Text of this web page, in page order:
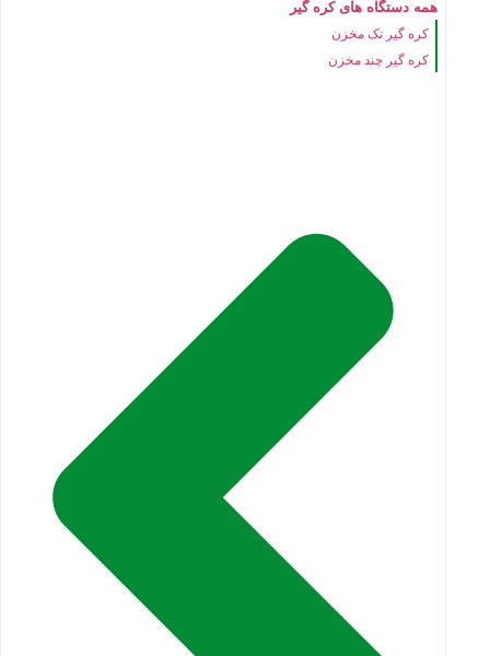
همه دستگاه های کره گیر
کره گیر تک مخزن
کره گیر چند مخزن